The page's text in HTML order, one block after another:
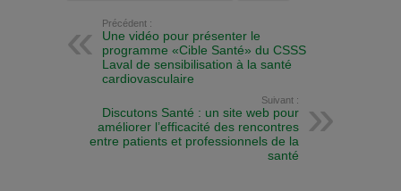
Précédent :
Une vidéo pour présenter le
programme «Cible Santé» du CSSS
Laval de sensibilisation à la santé
cardiovasculaire
Suivant :
Discutons Santé : un site web pour
améliorer l’efficacité des rencontres
entre patients et professionnels de la
santé